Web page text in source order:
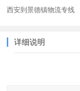
西安到景德镇物流专线
详细说明